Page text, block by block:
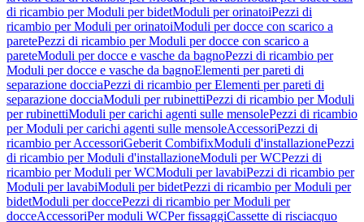
di ricambio per Moduli per bidetModuli per orinatoiPezzi di
ricambio per Moduli per orinatoiModuli per docce con scarico a
paretePezzi di ricambio per Moduli per docce con scarico a
pareteModuli per docce e vasche da bagnoPezzi di ricambio per
Moduli per docce e vasche da bagnoElementi per pareti di
separazione docciaPezzi di ricambio per Elementi per pareti di
separazione docciaModuli per rubinettiPezzi di ricambio per Moduli
per rubinettiModuli per carichi agenti sulle mensolePezzi di ricambio
per Moduli per carichi agenti sulle mensoleAccessoriPezzi di
ricambio per AccessoriGeberit CombifixModuli d'installazionePezzi
di ricambio per Moduli d'installazioneModuli per WCPezzi di
ricambio per Moduli per WCModuli per lavabiPezzi di ricambio per
Moduli per lavabiModuli per bidetPezzi di ricambio per Moduli per
bidetModuli per doccePezzi di ricambio per Moduli per
docceAccessoriPer moduli WCPer fissaggiCassette di risciacquo